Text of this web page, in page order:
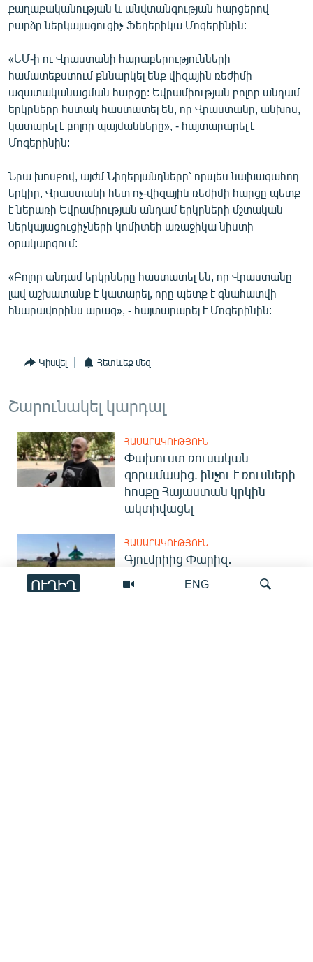
Հայերեն
English
Русский
ՀԵՏԵՎԵՔ ՄԵԶ
«Ազատության» բոլոր կայքերը
ENG
ՈՒՂԻՂ
քաղաքականության և անվտանգության հարցերով
բարձր ներկայացուցիչ Ֆեդերիկա Մոգերինին:
«ԵՄ-ի ու Վրաստանի հարաբերությունների
համատեքստում քննարկել ենք վիզային ռեժիմի
ազատականացման հարցը: Եվրամիության բոլոր անդամ
երկրները հստակ հաստատել են, որ Վրաստանը, անխոս,
կատարել է բոլոր պայմանները», - հայտարարել է
Մոգերինին:
Նրա խոսքով, այժմ Նիդերլանդները՝ որպես նախագահող
երկիր, Վրաստանի հետ ոչ-վիզային ռեժիմի հարցը պետք
է ներառի Եվրամիության անդամ երկրների մշտական
ներկայացուցիչների կոմիտեի առաջիկա նիստի
օրակարգում:
«Բոլոր անդամ երկրները հաստատել են, որ Վրաստանը
լավ աշխատանք է կատարել, որը պետք է գնահատվի
հնարավորինս արագ», - հայտարարել է Մոգերինին:
Կիսվել Հետևեք մեզ
Շարունակել կարդալ
ՀԱՍԱՐԱԿՈՒԹՅՈՒՆ
Փախուստ ռուսական
զորամասից. ինչու է ռուսների
հոսքը Հայաստան կրկին
ակտիվացել
ՀԱՍԱՐԱԿՈՒԹՅՈՒՆ
Գյումրիից Փարիզ․
ներկայացվել է միջազգային